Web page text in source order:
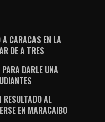
A CARACAS EN LA
DE A TRES
PARA DARLE UNA
RESULTADO AL
EN MARACAIBO